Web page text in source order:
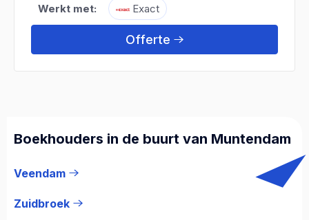
Werkt met: Exact
Offerte
Boekhouders in de buurt van Muntendam
Veendam
Zuidbroek